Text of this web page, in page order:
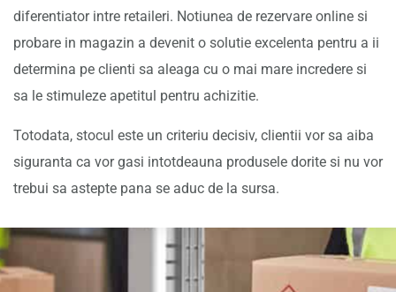
diferentiator intre retaileri. Notiunea de rezervare online si
probare in magazin a devenit o solutie excelenta pentru a ii
determina pe clienti sa aleaga cu o mai mare incredere si
sa le stimuleze apetitul pentru achizitie.
Totodata, stocul este un criteriu decisiv, clientii vor sa aiba
siguranta ca vor gasi intotdeauna produsele dorite si nu vor
trebui sa astepte pana se aduc de la sursa.